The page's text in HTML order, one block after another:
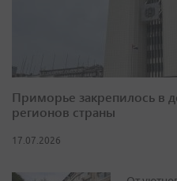
Приморье закрепилось в
регионов страны
17.07.2026